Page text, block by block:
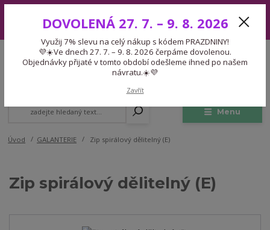
7. – 9. 8. 2026 čerpáme dovolenou. Objednávky přijaté v tomto období
odešleme ihned po našem návratu.☀️💜
Menu
CZK
Expedice 775 866 913
Po-Čt 9-15:30 Pá 9-14:30 Pauza 13-13:45
Úvod GALANTERIE Zip spirálový dělitelný (E)
Zip spirálový dělitelný (E)
DOVOLENÁ 27. 7. – 9. 8. 2026
Využij 7% slevu na celý nákup s kódem PRAZDNINY!
💜☀️Ve dnech 27. 7. – 9. 8. 2026 čerpáme dovolenou.
Objednávky přijaté v tomto období odešleme ihned po našem
návratu.☀️💜
Zavřít